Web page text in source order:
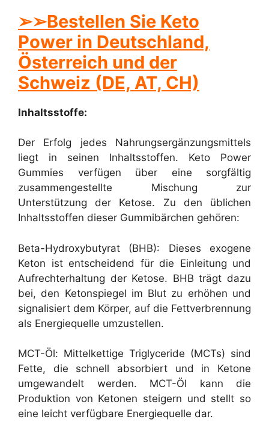
➢➢Bestellen Sie Keto
Power in Deutschland,
Österreich und der
Schweiz (DE, AT, CH)
Inhaltsstoffe:
Der Erfolg jedes Nahrungsergänzungsmittels
liegt in seinen Inhaltsstoffen. Keto Power
Gummies verfügen über eine sorgfältig
zusammengestellte Mischung zur
Unterstützung der Ketose. Zu den üblichen
Inhaltsstoffen dieser Gummibärchen gehören:
Beta-Hydroxybutyrat (BHB): Dieses exogene
Keton ist entscheidend für die Einleitung und
Aufrechterhaltung der Ketose. BHB trägt dazu
bei, den Ketonspiegel im Blut zu erhöhen und
signalisiert dem Körper, auf die Fettverbrennung
als Energiequelle umzustellen.
MCT-Öl: Mittelkettige Triglyceride (MCTs) sind
Fette, die schnell absorbiert und in Ketone
umgewandelt werden. MCT-Öl kann die
Produktion von Ketonen steigern und stellt so
eine leicht verfügbare Energiequelle dar.